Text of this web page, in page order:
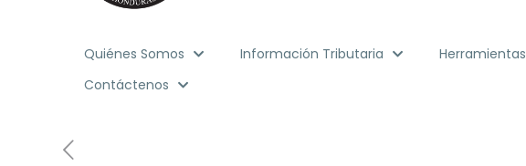
Quiénes Somos Información Tributaria Herramientas
Contáctenos